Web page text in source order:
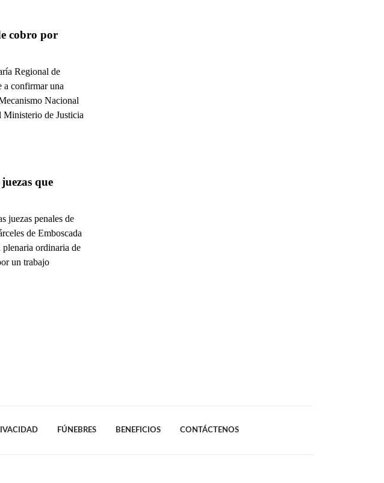
cobro por
Regional de
a confirmar una
Nacional
de Justicia
que
juezas penales de
de Emboscada
plenaria ordinaria de
un trabajo
FÚNEBRES BENEFICIOS CONTÁCTENOS